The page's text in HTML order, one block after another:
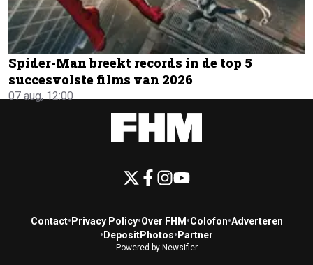
Spider-Man breekt records in de top 5
succesvolste films van 2026
07 aug, 12:00
Contact• Privacy Policy•Over FHM •Colofon•Adverteren
• DepositPhotos• Partner
Powered by Newsifier